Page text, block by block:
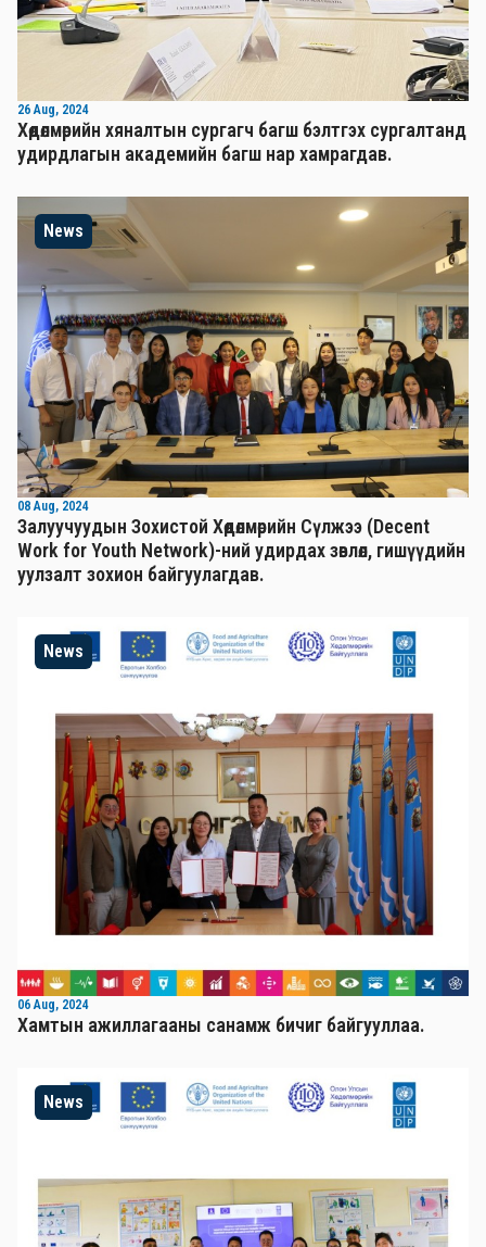
26 Aug, 2024
Хөдөлмөрийн хяналтын сургагч багш бэлтгэх сургалтанд
удирдлагын академийн багш нар хамрагдав.
News
08 Aug, 2024
Залуучуудын Зохистой Хөдөлмөрийн Сүлжээ (Decent
Work for Youth Network)-ний удирдах зөвлөл, гишүүдийн
уулзалт зохион байгуулагдав.
News
06 Aug, 2024
Хамтын ажиллагааны санамж бичиг байгууллаа.
News